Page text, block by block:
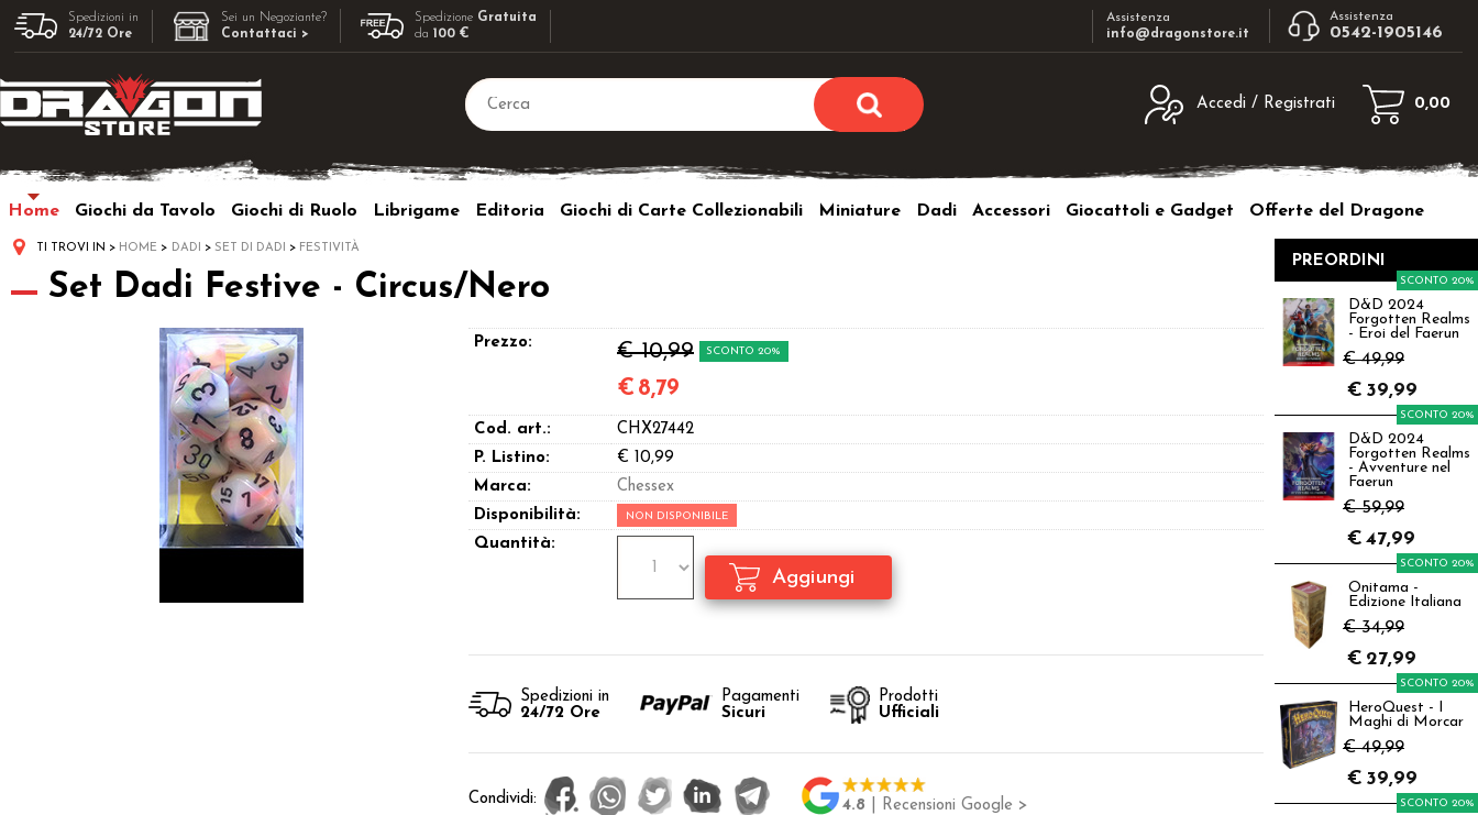
Spedizioni in
24/72 Ore
Sei un Negoziante?
Contattaci >
Spedizione Gratuita
da100 €
Assistenza
info@dragonstore.it
Assistenza
0542-1905146
Accedi / Registrati
utente e la password e poi clicca sul
Password:
sito clicca sul pulsante "Registrati"
0,00
Home Giochi da Tavolo Giochi di Ruolo Librigame Editoria Giochi di Carte Collezionabili Miniature Dadi Accessori Giocattoli e Gadget Offerte del Dragone
TI TROVI IN HOME DADI SET DI DADI FESTIVITÀ
Set Dadi Festive - Circus/Nero
Prezzo: € 10,99 SCONTO 20%
€ 8,79
Cod. art.:
CHX27442
P. Listino:
€ 10,99
Marca:
Chessex
Disponibilità:
NON DISPONIBILE
Quantità:
Spedizioni in
24/72 Ore
Pagamenti
Sicuri
Prodotti
Ufficiali
Condividi: 4.8 | Recensioni Google >
PREORDINI
D&D 2024
Forgotten Realms
- Eroi del Faerun
€ 49,99
SCONTO 20%
€ 39,99
D&D 2024
Forgotten Realms
- Avventure nel
Faerun
€ 59,99
SCONTO 20%
€ 47,99
Onitama -
Edizione Italiana
€ 34,99
SCONTO 20%
€ 27,99
HeroQuest - I
Maghi di Morcar
€ 49,99
SCONTO 20%
€ 39,99
SCONTO 20%